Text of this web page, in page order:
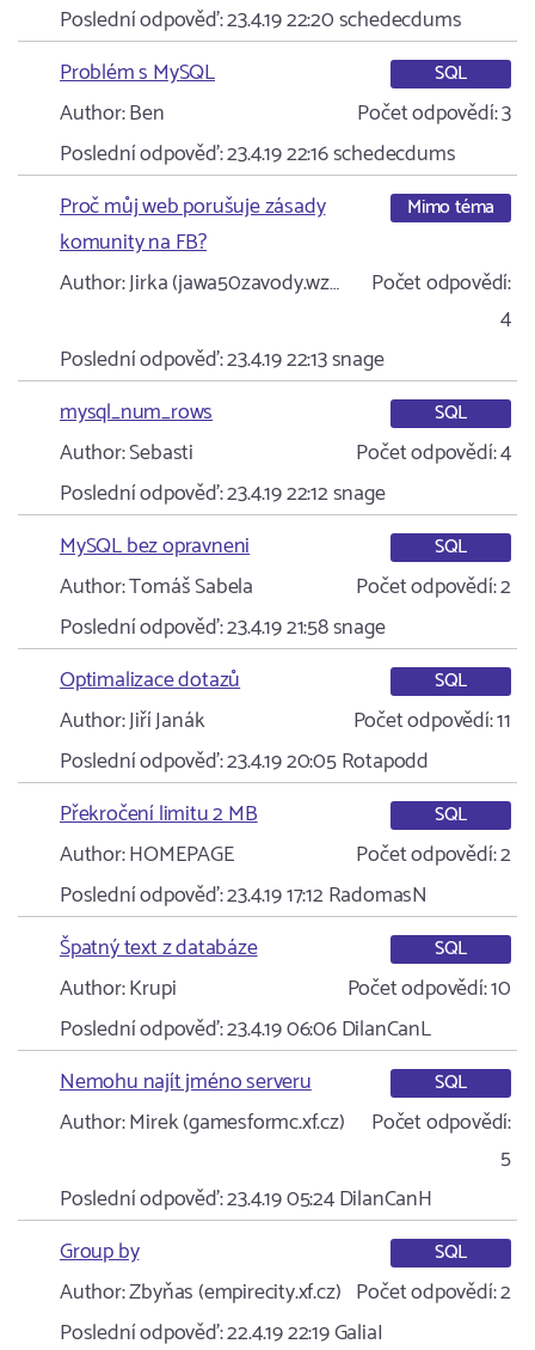
Poslední odpověď:23.4.19 22:20schedecdums
Problém s MySQL
SQL
Author:Ben Počet odpovědí:3
Poslední odpověď:23.4.19 22:16schedecdums
Proč můj web porušuje zásady
komunity na FB?
Mimo téma
Author:Jirka (jawa50zavody.wz…
Počet odpovědí:
4
Poslední odpověď:23.4.19 22:13snage
mysql_num_rows
SQL
Author:Sebasti Počet odpovědí:4
Poslední odpověď:23.4.19 22:12snage
MySQL bez opravneni
SQL
Author:Tomáš Sabela Počet odpovědí:2
Poslední odpověď:23.4.19 21:58snage
Optimalizace dotazů
SQL
Author:Jiří Janák Počet odpovědí:11
Poslední odpověď:23.4.19 20:05Rotapodd
Překročení limitu 2 MB
SQL
Author:HOMEPAGE Počet odpovědí:2
Poslední odpověď:23.4.19 17:12RadomasN
Špatný text z databáze
SQL
Author:Krupi Počet odpovědí:10
Poslední odpověď:23.4.19 06:06DilanCanL
Nemohu najít jméno serveru
SQL
Author:Mirek (gamesformc.xf.cz)
Počet odpovědí:
5
Poslední odpověď:23.4.19 05:24DilanCanH
Group by
SQL
Author:Zbyňas (empirecity.xf.cz) Počet odpovědí:2
Poslední odpověď:22.4.19 22:19GaliaI